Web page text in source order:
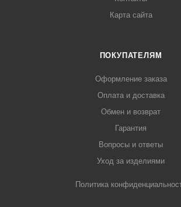
Карта сайта
ПОКУПАТЕЛЯМ
Оформление заказа
Оплата и доставка
Обмен и возврат
Гарантия
Вопросы и ответы
Уход за изделиями
Политика